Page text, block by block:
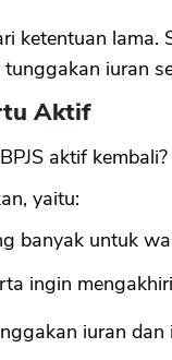
ketentuan lama.
iuran
Aktif
aktif kembali?
yaitu:
banyak untuk
ingin
iuran